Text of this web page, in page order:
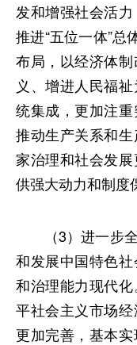
发和增强社会活
推进“五位一体”总
布局，以经济体
义、增进人民福
统集成，更加注
推动生产关系和
家治理和社会发
供强大动力和制度
（3）进一步
和发展中国特色
和治理能力现代
平社会主义市场
更加完善，基本